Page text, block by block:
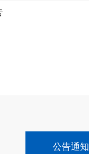
公告通知